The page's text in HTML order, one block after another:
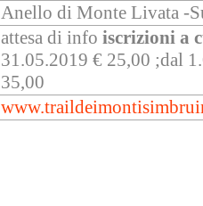
Anello di Monte Livata -
attesa di info iscrizioni a
31.05.2019 € 25,00 ;dal
35,00